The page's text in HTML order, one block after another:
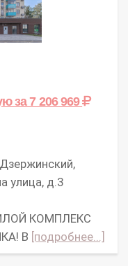
за 7 206 969
улица, д.3
КОМПЛЕКС
В [подробнее...]